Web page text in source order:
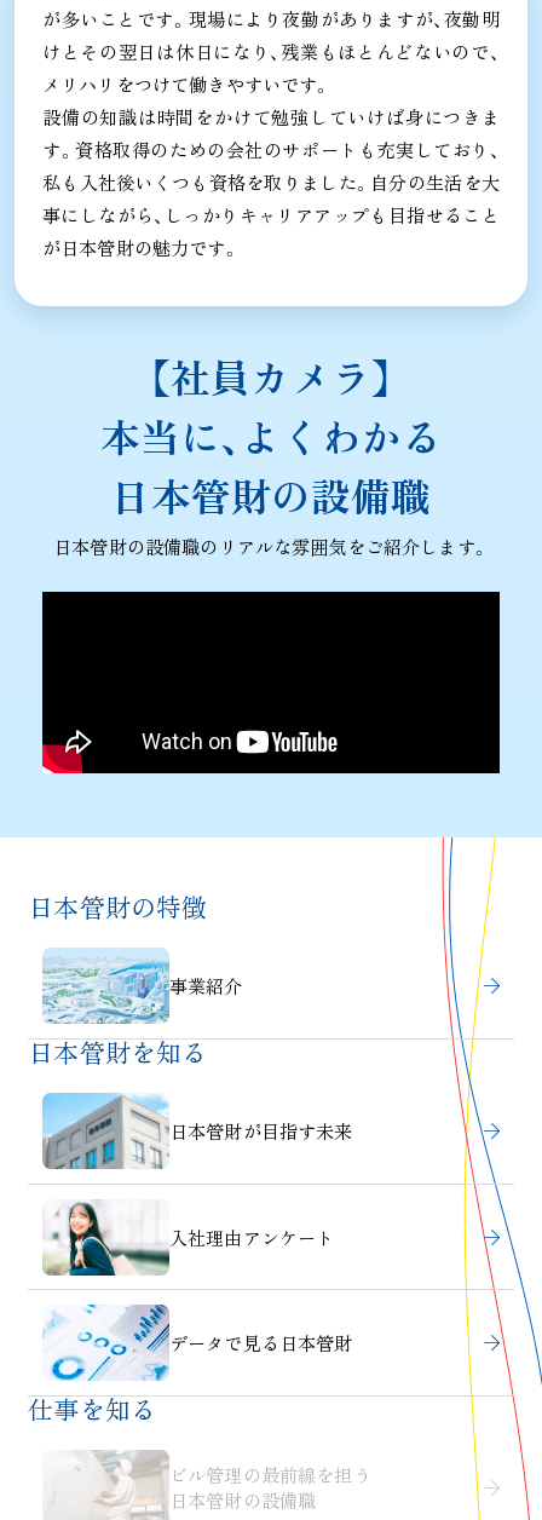
が多いことです。現場により夜勤がありますが、夜勤明
けとその翌日は休日になり、残業もほとんどないので、
メリハリをつけて働きやすいです。
設備の知識は時間をかけて勉強していけば身につきま
す。資格取得のための会社のサポートも充実しており、
私も入社後いくつも資格を取りました。自分の生活を大
事にしながら、しっかりキャリアアップも目指せること
が日本管財の魅力です。
【社員カメラ】
本当に、よくわかる
日本管財の設備職
日本管財の設備職のリアルな雰囲気をご紹介します。
日本管財の特徴
事業紹介
日本管財を知る
日本管財が目指す未来
入社理由アンケート
データで見る日本管財
仕事を知る
ビル管理の最前線を担う
日本管財の設備職